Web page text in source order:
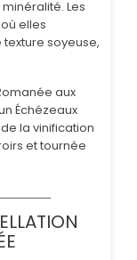
Les
elles
soyeuse,
aux
Échézeaux
la vinification
et tournée